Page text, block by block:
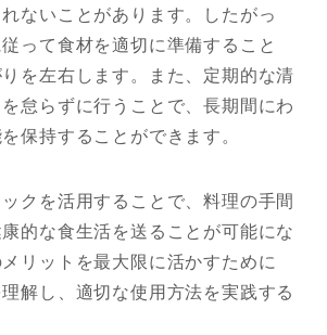
ないことがあります。したがっ
って食材を適切に準備すること
を左右します。また、定期的な清
怠らずに行うことで、長期間にわ
保持することができます。
クを活用することで、料理の手間
的な食生活を送ることが可能にな
リットを最大限に活かすために
解し、適切な使用方法を実践する